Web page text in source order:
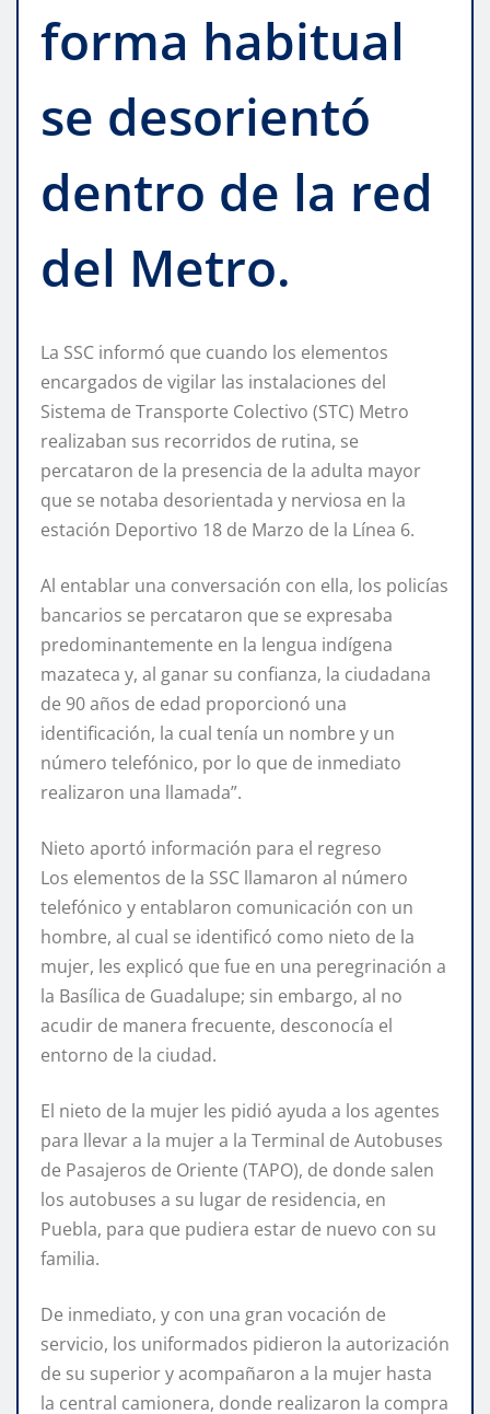
forma habitual
se desorientó
dentro de la red
del Metro.
La SSC informó que cuando los elementos
encargados de vigilar las instalaciones del
Sistema de Transporte Colectivo (STC) Metro
realizaban sus recorridos de rutina, se
percataron de la presencia de la adulta mayor
que se notaba desorientada y nerviosa en la
estación Deportivo 18 de Marzo de la Línea 6.
Al entablar una conversación con ella, los policías
bancarios se percataron que se expresaba
predominantemente en la lengua indígena
mazateca y, al ganar su confianza, la ciudadana
de 90 años de edad proporcionó una
identificación, la cual tenía un nombre y un
número telefónico, por lo que de inmediato
realizaron una llamada”.
Nieto aportó información para el regreso
Los elementos de la SSC llamaron al número
telefónico y entablaron comunicación con un
hombre, al cual se identificó como nieto de la
mujer, les explicó que fue en una peregrinación a
la Basílica de Guadalupe; sin embargo, al no
acudir de manera frecuente, desconocía el
entorno de la ciudad.
El nieto de la mujer les pidió ayuda a los agentes
para llevar a la mujer a la Terminal de Autobuses
de Pasajeros de Oriente (TAPO), de donde salen
los autobuses a su lugar de residencia, en
Puebla, para que pudiera estar de nuevo con su
familia.
De inmediato, y con una gran vocación de
servicio, los uniformados pidieron la autorización
de su superior y acompañaron a la mujer hasta
la central camionera, donde realizaron la compra